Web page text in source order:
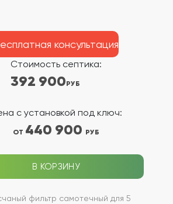
Стоимость септика:
392 900РУБ
с установкой под ключ:
ОТ 440 900 РУБ
В КОРЗИНУ
консультация
фильтр самотечный для 5